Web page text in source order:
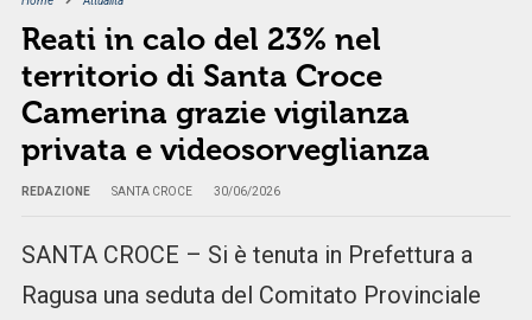
Reati in calo del 23% nel
territorio di Santa Croce
Camerina grazie vigilanza
privata e videosorveglianza
REDAZIONE SANTA CROCE 30/06/2026
SANTA CROCE – Si è tenuta in Prefettura a
Ragusa una seduta del Comitato Provinciale